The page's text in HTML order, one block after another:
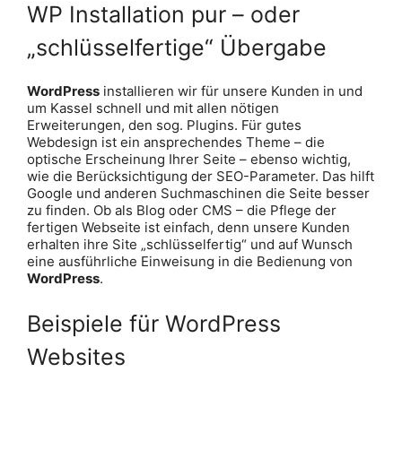
WP Installation pur – oder
„schlüsselfertige“ Übergabe
WordPress installieren wir für unsere Kunden in und
um Kassel schnell und mit allen nötigen
Erweiterungen, den sog. Plugins. Für gutes
Webdesign ist ein ansprechendes Theme – die
optische Erscheinung Ihrer Seite – ebenso wichtig,
wie die Berücksichtigung der SEO-Parameter. Das hilft
Google und anderen Suchmaschinen die Seite besser
zu finden. Ob als Blog oder CMS – die Pflege der
fertigen Webseite ist einfach, denn unsere Kunden
erhalten ihre Site „schlüsselfertig“ und auf Wunsch
eine ausführliche Einweisung in die Bedienung von
WordPress.
Beispiele für WordPress
Websites